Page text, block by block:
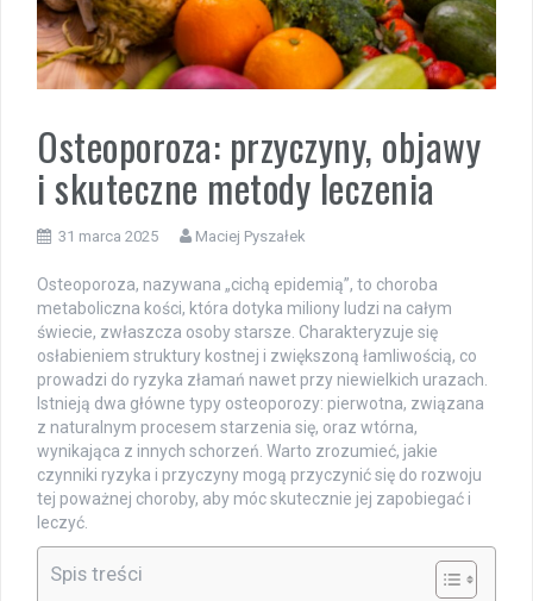
Osteoporoza: przyczyny, objawy
i skuteczne metody leczenia
31 marca 2025 Maciej Pyszałek
Osteoporoza, nazywana „cichą epidemią”, to choroba
metaboliczna kości, która dotyka miliony ludzi na całym
świecie, zwłaszcza osoby starsze. Charakteryzuje się
osłabieniem struktury kostnej i zwiększoną łamliwością, co
prowadzi do ryzyka złamań nawet przy niewielkich urazach.
Istnieją dwa główne typy osteoporozy: pierwotna, związana
z naturalnym procesem starzenia się, oraz wtórna,
wynikająca z innych schorzeń. Warto zrozumieć, jakie
czynniki ryzyka i przyczyny mogą przyczynić się do rozwoju
tej poważnej choroby, aby móc skutecznie jej zapobiegać i
leczyć.
Spis treści